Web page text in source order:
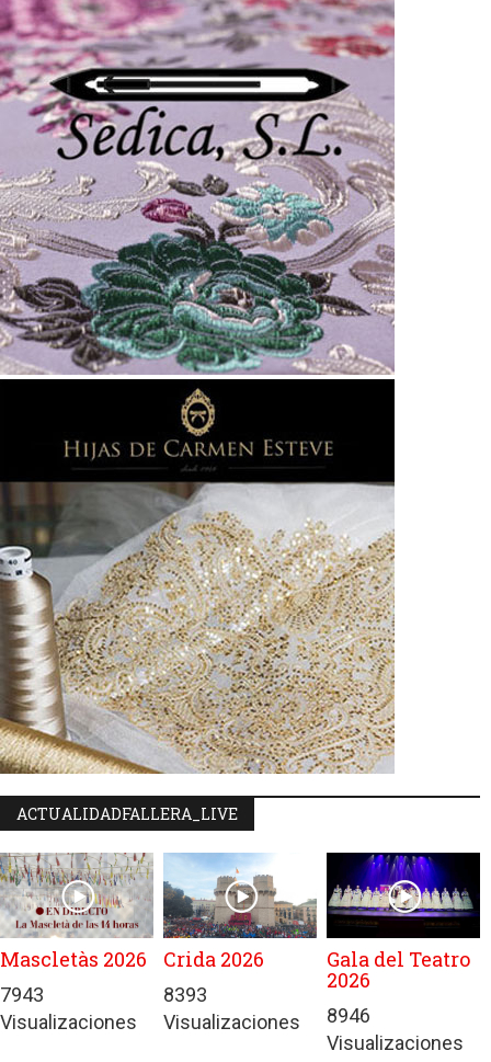
ACTUALIDADFALLERA_LIVE
Mascletàs 2026
7943
Visualizaciones
Crida 2026
8393
Visualizaciones
Gala del Teatro
2026
8946
Visualizaciones